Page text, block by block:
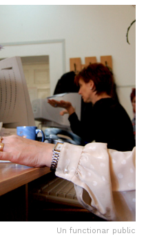
Un functionar public